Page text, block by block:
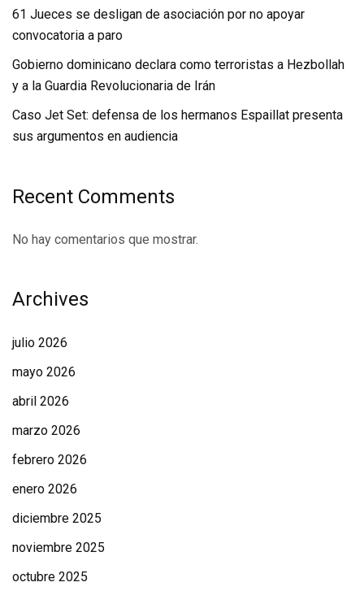
61 Jueces se desligan de asociación por no apoyar
convocatoria a paro
Gobierno dominicano declara como terroristas a Hezbollah
y a la Guardia Revolucionaria de Irán
Caso Jet Set: defensa de los hermanos Espaillat presenta
sus argumentos en audiencia
Recent Comments
No hay comentarios que mostrar.
Archives
julio 2026
mayo 2026
abril 2026
marzo 2026
febrero 2026
enero 2026
diciembre 2025
noviembre 2025
octubre 2025